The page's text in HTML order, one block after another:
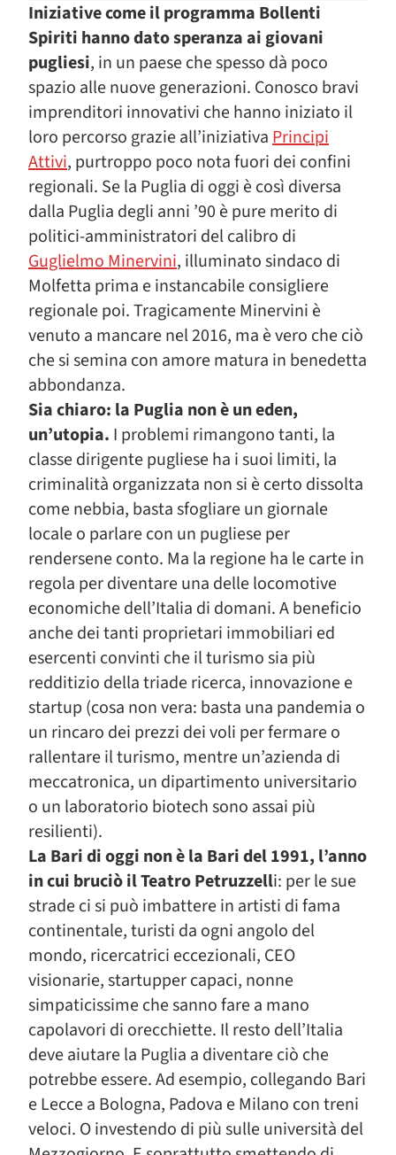
Iniziative come il programma Bollenti
Spiriti hanno dato speranza ai giovani
pugliesi, in un paese che spesso dà poco
spazio alle nuove generazioni. Conosco bravi
imprenditori innovativi che hanno iniziato il
loro percorso grazie all’iniziativaPrincipi
Attivi, purtroppo poco nota fuori dei confini
regionali. Se la Puglia di oggi è così diversa
dalla Puglia degli anni ’90 è pure merito di
politici-amministratori del calibro di
Guglielmo Minervini, illuminato sindaco di
Molfetta prima e instancabile consigliere
regionale poi. Tragicamente Minervini è
venuto a mancare nel 2016, ma è vero che ciò
che si semina con amore matura in benedetta
abbondanza.
Sia chiaro: la Puglia non è un eden,
un’utopia. I problemi rimangono tanti, la
classe dirigente pugliese ha i suoi limiti, la
criminalità organizzata non si è certo dissolta
come nebbia, basta sfogliare un giornale
locale o parlare con un pugliese per
rendersene conto. Ma la regione ha le carte in
regola per diventare una delle locomotive
economiche dell’Italia di domani. A beneficio
anche dei tanti proprietari immobiliari ed
esercenti convinti che il turismo sia più
redditizio della triade ricerca, innovazione e
startup (cosa non vera: basta una pandemia o
un rincaro dei prezzi dei voli per fermare o
rallentare il turismo, mentre un’azienda di
meccatronica, un dipartimento universitario
o un laboratorio biotech sono assai più
resilienti).
La Bari di oggi non è la Bari del 1991, l’anno
in cui bruciò il Teatro Petruzzelli: per le sue
strade ci si può imbattere in artisti di fama
continentale, turisti da ogni angolo del
mondo, ricercatrici eccezionali, CEO
visionarie, startupper capaci, nonne
simpaticissime che sanno fare a mano
capolavori di orecchiette. Il resto dell’Italia
deve aiutare la Puglia a diventare ciò che
potrebbe essere. Ad esempio, collegando Bari
e Lecce a Bologna, Padova e Milano con treni
veloci. O investendo di più sulle università del